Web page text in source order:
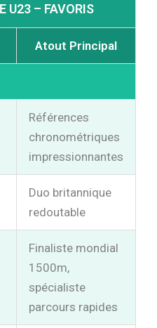
U23 – FAVORIS
Atout Principal
Références
chronométriques
impressionnantes
Duo britannique
redoutable
Finaliste mondial
1500m,
spécialiste
parcours rapides